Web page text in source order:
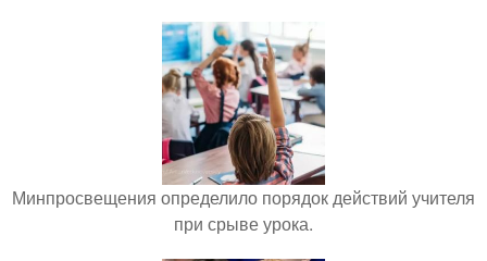
Минпросвещения определило порядок действий учителя
при срыве урока.